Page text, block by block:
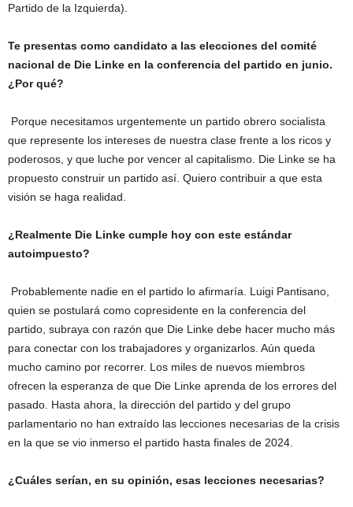
Partido de la Izquierda).
Te presentas como candidato a las elecciones del comité
nacional de Die Linke en la conferencia del partido en junio.
¿Por qué?
Porque necesitamos urgentemente un partido obrero socialista
que represente los intereses de nuestra clase frente a los ricos y
poderosos, y que luche por vencer al capitalismo. Die Linke se ha
propuesto construir un partido así. Quiero contribuir a que esta
visión se haga realidad.
¿Realmente Die Linke cumple hoy con este estándar
autoimpuesto?
Probablemente nadie en el partido lo afirmaría. Luigi Pantisano,
quien se postulará como copresidente en la conferencia del
partido, subraya con razón que Die Linke debe hacer mucho más
para conectar con los trabajadores y organizarlos. Aún queda
mucho camino por recorrer. Los miles de nuevos miembros
ofrecen la esperanza de que Die Linke aprenda de los errores del
pasado. Hasta ahora, la dirección del partido y del grupo
parlamentario no han extraído las lecciones necesarias de la crisis
en la que se vio inmerso el partido hasta finales de 2024.
¿Cuáles serían, en su opinión, esas lecciones necesarias?